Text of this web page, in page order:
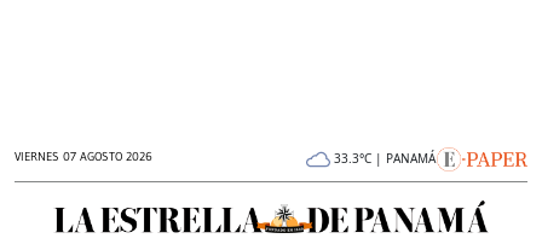
VIERNES 07 AGOSTO 2026 33.3°C | PANAMÁ